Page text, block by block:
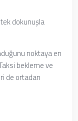
tek dokunuşla
noktaya en
bekleme ve
de ortadan